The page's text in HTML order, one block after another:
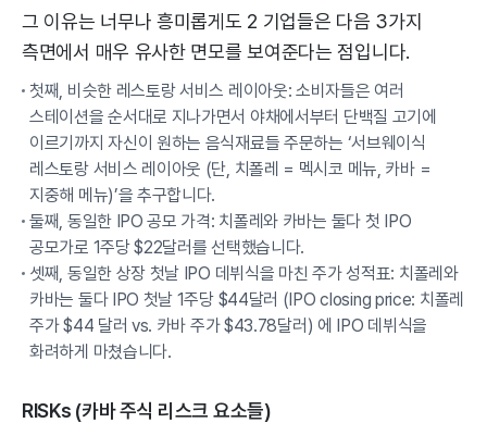
그 이유는 너무나 흥미롭게도 2 기업들은 다음 3가지
측면에서 매우 유사한 면모를 보여준다는 점입니다.
첫째, 비슷한 레스토랑 서비스 레이아웃: 소비자들은 여러
스테이션을 순서대로 지나가면서 야채에서부터 단백질 고기에
이르기까지 자신이 원하는 음식재료들 주문하는 ‘서브웨이식
레스토랑 서비스 레이아웃 (단, 치폴레 = 멕시코 메뉴, 카바 =
지중해 메뉴)’을 추구합니다.
둘째, 동일한 IPO 공모 가격: 치폴레와 카바는 둘다 첫 IPO
공모가로 1주당 $22달러를 선택했습니다.
셋째, 동일한 상장 첫날 IPO 데뷔식을 마친 주가 성적표: 치폴레와
카바는 둘다 IPO 첫날 1주당 $44달러 (IPO closing price: 치폴레
주가 $44 달러 vs. 카바 주가 $43.78달러) 에 IPO 데뷔식을
화려하게 마쳤습니다.
RISKs (카바 주식 리스크 요소들)